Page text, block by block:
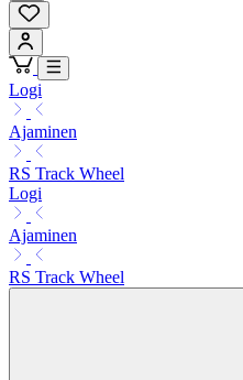
Logi
Ajaminen
RS Track Wheel
Logi
Ajaminen
RS Track Wheel